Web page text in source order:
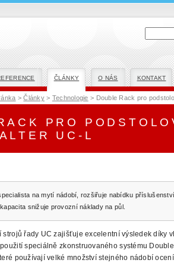
ČLÁNKY O NÁS KONTAKT
>Články> Technologie > Double Rack pro
PRO
UC-L
na mytí nádobí, rozšiřuje nabídku
snižuje provozní náklady na půl.
strojů řady UC zajišťuje excelentní výsledek díky
speciálně zkonstruovaného systému
používají velké množství stejného nádobí